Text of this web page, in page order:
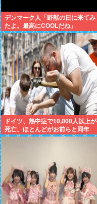
デンマーク人「野獣の日に来てみ
たよ。最高にCOOLだね」
ドイツ、熱中症で10,000人以上が
死亡、ほとんどがお前らと同年
代、若者は無問題